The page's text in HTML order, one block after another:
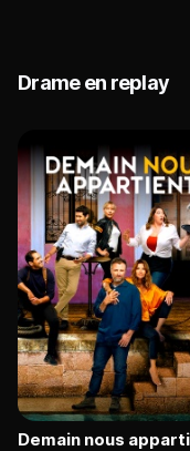
Drame en replay
Demain nous